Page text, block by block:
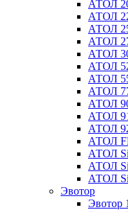
АТОЛ
АТОЛ
АТОЛ
АТОЛ
АТОЛ
АТОЛ
АТОЛ
АТОЛ
АТОЛ
АТОЛ
АТОЛ
АТОЛ
АТОЛ
АТОЛ
АТОЛ
Эвотор
Эвотор